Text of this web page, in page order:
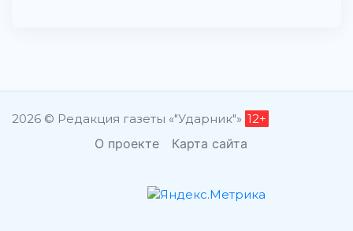
2026 © Редакция газеты «"Ударник"» 12+
О проекте Карта сайта